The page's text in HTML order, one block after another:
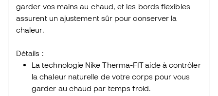
garder vos mains au chaud, et les bords flexibles
assurent un ajustement sûr pour conserver la
chaleur.
Détails :
La technologie Nike Therma-FIT aide à contrôler
la chaleur naturelle de votre corps pour vous
garder au chaud par temps froid.